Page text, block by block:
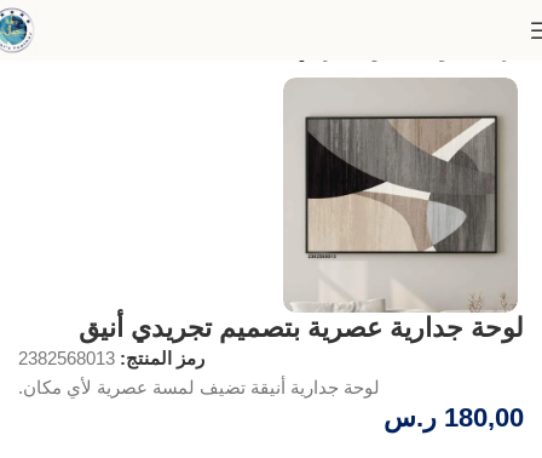
لوحة جدارية عصرية بتصميم تجريدي أنيق
رمز المنتج: 2382568013
لوحة جدارية أنيقة تضيف لمسة عصرية لأي مكان.
180,00 ر.س